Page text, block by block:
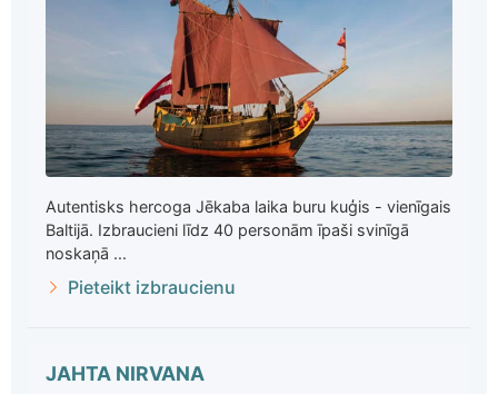
Autentisks hercoga Jēkaba laika buru kuģis - vienīgais
Baltijā. Izbraucieni līdz 40 personām īpaši svinīgā
noskaņā ...
Pieteikt izbraucienu
JAHTA NIRVANA